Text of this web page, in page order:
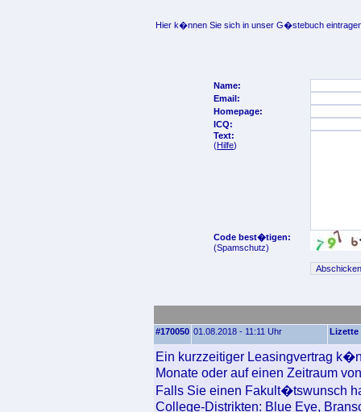
Hier k�nnen Sie sich in unser G�stebuch
Name:
Email:
Homepage:
ICQ:
Text:
(Hilfe)
Code best�tigen:
(Spamschutz)
#170050 01.08.2018 - 11:11 Uhr Lizette
Ein kurzzeitiger Leasingvertrag
Monate oder auf einen Zeitraum
Falls Sie einen Fakult�tswunsch
College-Distrikten: Blue Eye,